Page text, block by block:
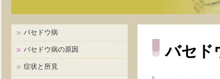
バセド
バセドウ病
バセドウ病の原因
症状と所見